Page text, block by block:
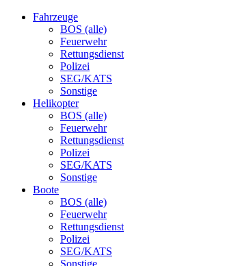
Fahrzeuge
BOS (alle)
Feuerwehr
Rettungsdienst
Polizei
SEG/KATS
Sonstige
Helikopter
BOS (alle)
Feuerwehr
Rettungsdienst
Polizei
SEG/KATS
Sonstige
Boote
BOS (alle)
Feuerwehr
Rettungsdienst
Polizei
SEG/KATS
Sonstige